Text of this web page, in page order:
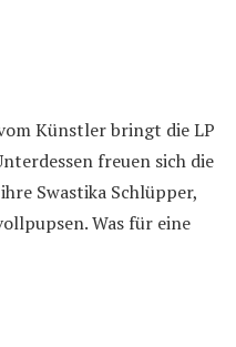
Künstler bringt die LP
freuen sich die
Swastika Schlüpper,
Was für eine